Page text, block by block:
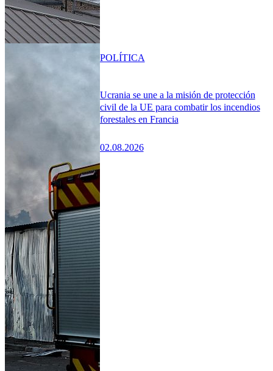
Ucrania se une a la misión de protección
civil de la UE para combatir los incendios
forestales en Francia
02.08.2026
POLÍTICA